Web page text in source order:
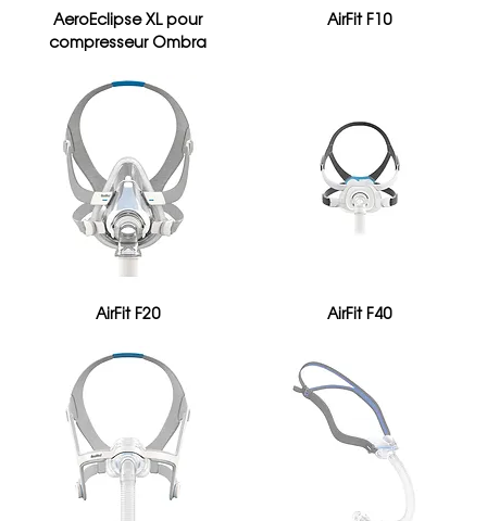
AeroEclipse XL pour
compresseur Ombra
AirFit F10
AirFit F20 AirFit F40